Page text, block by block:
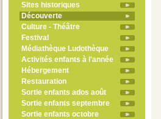
Sites historiques
Découverte
Culture - Théâtre
Festival
Médiathèque Ludothèque
Activités enfants à l'année
Hébergement
Restauration
Sortie enfants ados août
Sortie enfants septembre
Sortie enfants octobre